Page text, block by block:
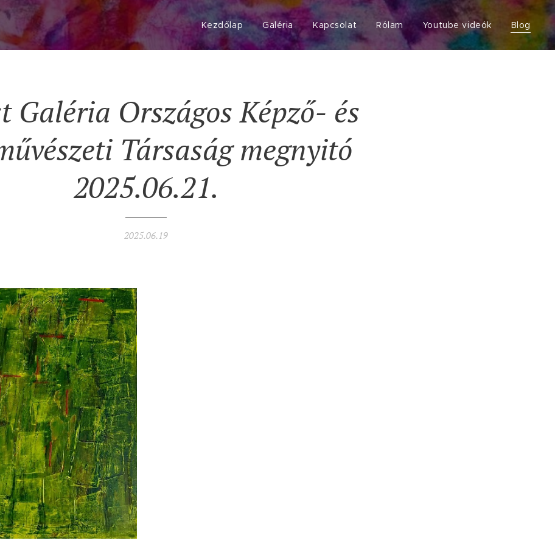
Kezdőlap Galéria Kapcsolat Rólam Youtube videók Blog
Galéria OrszágosKépző- és
Társaság megnyitó
2025.06.21.
2025.06.19